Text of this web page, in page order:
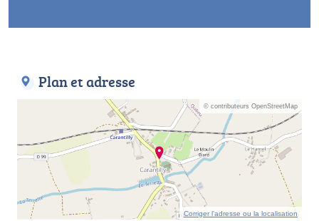
Plan et adresse
© contributeurs OpenStreetMap
Corriger l’adresse ou la localisation